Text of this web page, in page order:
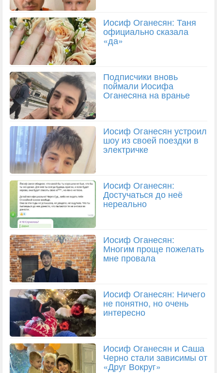
Иосиф Оганесян: Таня
официально сказала
«да»
Подписчики вновь
поймали Иосифа
Оганесяна на вранье
Иосиф Оганесян устроил
шоу из своей поездки в
электричке
Иосиф Оганесян:
Достучаться до неё
нереально
Иосиф Оганесян:
Многим проще пожелать
мне провала
Иосиф Оганесян: Ничего
не понятно, но очень
интересно
Иосиф Оганесян и Саша
Черно стали зависимы от
«Друг Вокруг»